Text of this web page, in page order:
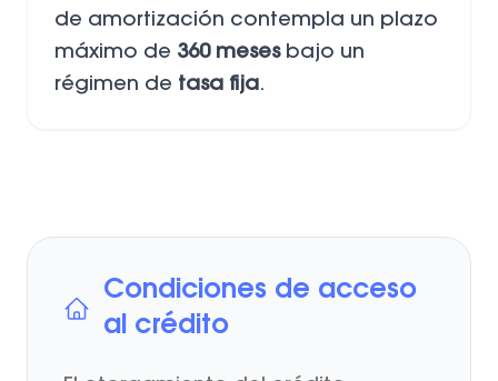
de amortización contempla un plazo
máximo de 360 mesesbajo un
régimen de tasa fija.
Condiciones de acceso
al crédito